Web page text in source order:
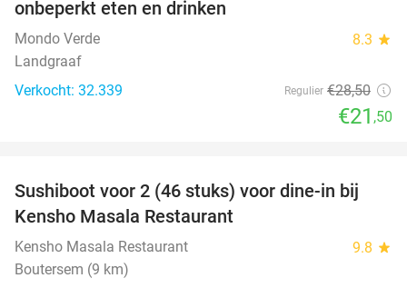
onbeperkt eten en drinken
Mondo Verde 8.3 star
Landgraaf
Verkocht: 32.339
Regulier €28,50
€21 ,50
36%
Sushiboot voor 2 (46 stuks) voor dine-in bij
Kensho Masala Restaurant
Kensho Masala Restaurant 9.8 star
Boutersem (9 km)